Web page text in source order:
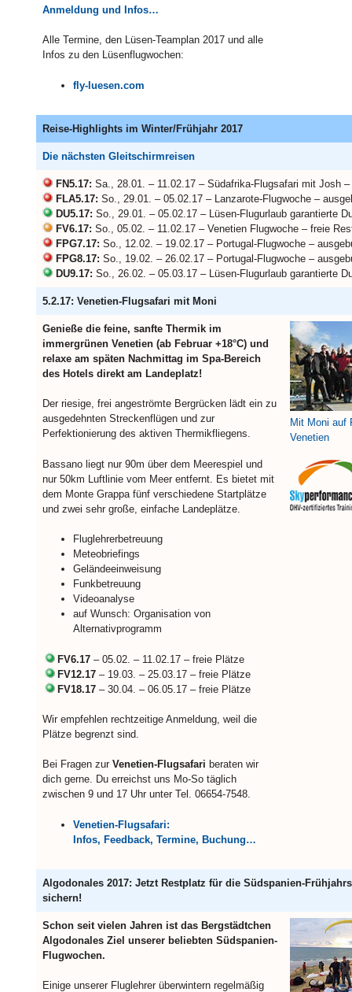
Anmeldung und Infos…
Alle Termine, den Lüsen-Teamplan 2017 und alle
Infos zu den Lüsenflugwochen:
fly-luesen.com
Reise-Highlights im Winter/Frühjahr 2017
Die nächsten Gleitschirmreisen
FN5.17: Sa., 28.01. – 11.02.17 – Südafrika-Flugsafari mit Josh
FLA5.17: So., 29.01. – 05.02.17 – Lanzarote-Flugwoche –
DU5.17: So., 29.01. – 05.02.17 – Lüsen-Flugurlaub garantierte
FV6.17: So., 05.02. – 11.02.17 – Venetien Flugwoche – freie
FPG7.17: So., 12.02. – 19.02.17 – Portugal-Flugwoche –
FPG8.17: So., 19.02. – 26.02.17 – Portugal-Flugwoche –
DU9.17: So., 26.02. – 05.03.17 – Lüsen-Flugurlaub garantierte
5.2.17: Venetien-Flugsafari mit Moni
Genieße die feine, sanfte Thermik im
immergrünen Venetien (ab Februar +18°C) und
relaxe am späten Nachmittag im Spa-Bereich
des Hotels direkt am Landeplatz!
Der riesige, frei angeströmte Bergrücken lädt ein zu
ausgedehnten Streckenflügen und zur
Perfektionierung des aktiven Thermikfliegens.
Bassano liegt nur 90m über dem Meerespiel und
nur 50km Luftlinie vom Meer entfernt. Es bietet mit
dem Monte Grappa fünf verschiedene Startplätze
und zwei sehr große, einfache Landeplätze.
Fluglehrerbetreuung
Meteobriefings
Geländeeinweisung
Funkbetreuung
Videoanalyse
auf Wunsch: Organisation von
Alternativprogramm
FV6.17 – 05.02. – 11.02.17 – freie Plätze
FV12.17 – 19.03. – 25.03.17 – freie Plätze
FV18.17 – 30.04. – 06.05.17 – freie Plätze
Wir empfehlen rechtzeitige Anmeldung, weil die
Plätze begrenzt sind.
Bei Fragen zur Venetien-Flugsafari beraten wir
dich gerne. Du erreichst uns Mo-So täglich
zwischen 9 und 17 Uhr unter Tel. 06654-7548.
Venetien-Flugsafari:
Infos, Feedback, Termine, Buchung…
Mit Moni auf
Venetien
Algodonales 2017: Jetzt Restplatz für die Südspanien-
sichern!
Schon seit vielen Jahren ist das Bergstädtchen
Algodonales Ziel unserer beliebten Südspanien-
Flugwochen.
Einige unserer Fluglehrer überwintern regelmäßig